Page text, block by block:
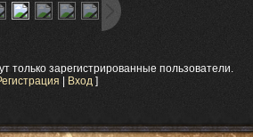
только зарегистрированные пользователи.
Вход]